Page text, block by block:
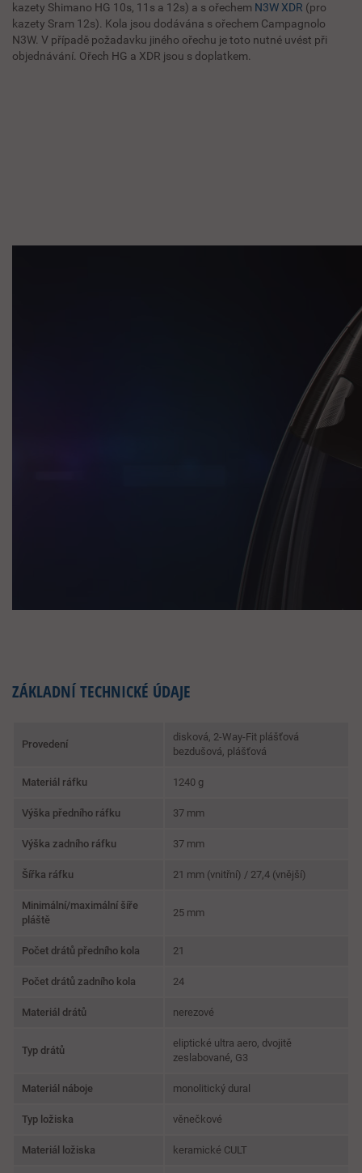
kazety Shimano HG 10s, 11s a 12s) a s ořechem N3W XDR (pro
kazety Sram 12s). Kola jsou dodávána s ořechem Campagnolo
N3W. V případě požadavku jiného ořechu je toto nutné uvést při
objednávání. Ořech HG a XDR jsou s doplatkem.
ZÁKLADNÍ TECHNICKÉ ÚDAJE
Provedení
disková, 2-Way-Fit plášťová
bezdušová, plášťová
Materiál ráfku 1240 g
Výška předního ráfku 37 mm
Výška zadního ráfku 37 mm
Šířka ráfku 21 mm (vnitřní) / 27,4 (vnější)
Minimální/maximální šíře
pláště
25 mm
Počet drátů předního kola 21
Počet drátů zadního kola 24
Materiál drátů nerezové
Typ drátů
eliptické ultra aero, dvojitě
zeslabované, G3
Materiál náboje monolitický dural
Typ ložiska věnečkové
Materiál ložiska keramické CULT